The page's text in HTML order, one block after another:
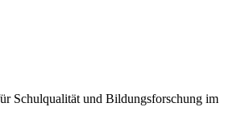
Schulqualität und Bildungsforschung im